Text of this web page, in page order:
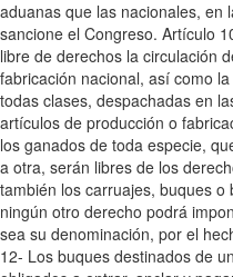
aduanas que las nacionales, en
sancione el Congreso. Artículo
libre de derechos la circulación
fabricación nacional, así como
todas clases, despachadas en
artículos de producción o
los ganados de toda especie,
a otra, serán libres de los
también los carruajes, buques
ningún otro derecho podrá
sea su denominación, por el
12- Los buques destinados de